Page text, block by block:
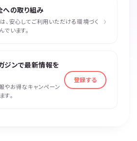
への取り組み
、安心してご利用いただける環境づく
でいます。
›
ジンで最新情報を
やお得なキャンペーン
す。
登録する